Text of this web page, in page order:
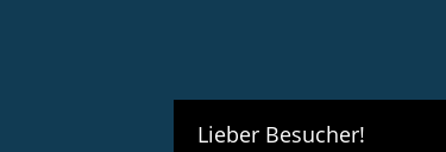
Lieber Besucher!